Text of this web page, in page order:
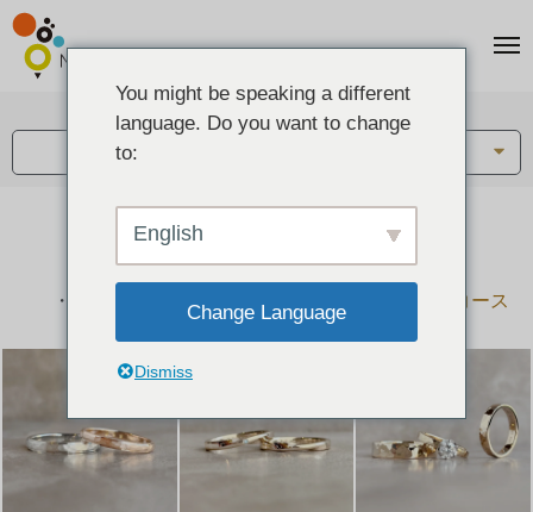
結婚指輪とペアリングのデザイン集
下記コースで手作りされた作品をご紹介します
手作り結婚指輪コース
手作りペアリングコース
You might be speaking a different
language. Do you want to change
to:
English
Change Language
Dismiss